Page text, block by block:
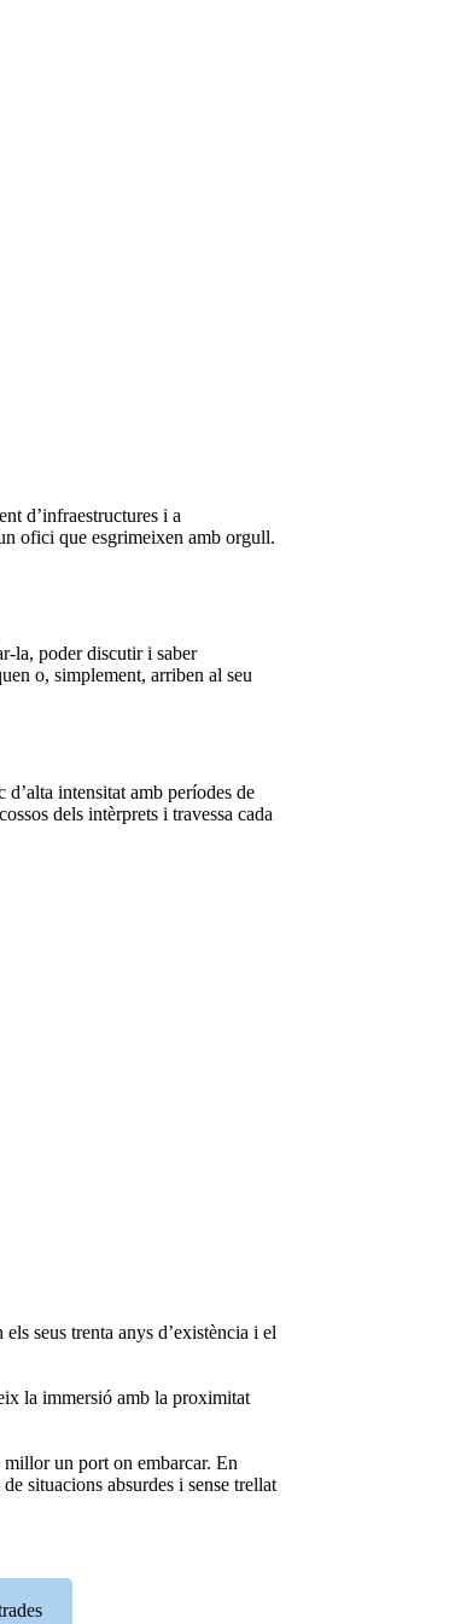
d’infraestructures i a
ofici que esgrimeixen amb orgull.
la, poder discutir i saber
o, simplement, arriben al seu
intensitat amb períodes de
dels intèrprets i travessa cada
seus trenta anys d’existència i el
la immersió amb la proximitat
millor un port on embarcar. En
situacions absurdes i sense trellat